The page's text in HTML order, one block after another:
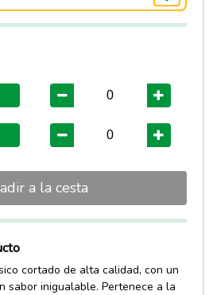
a la cesta
cortado de alta calidad, con un
sabor inigualable. Pertenece a la